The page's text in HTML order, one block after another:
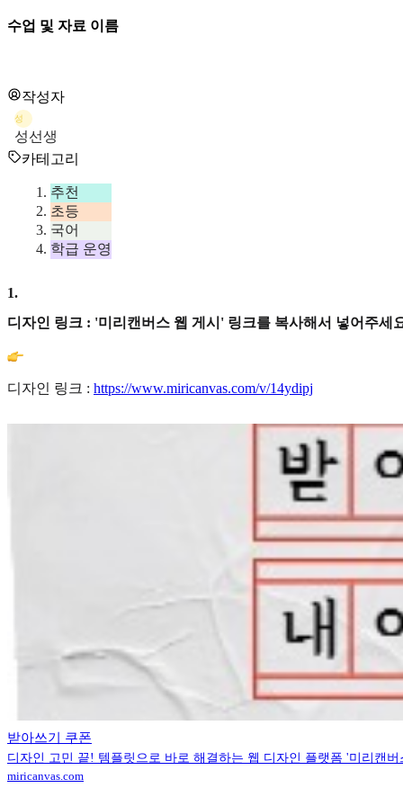
수업 및 자료 이름
작성자
성
성선생
카테고리
추천
초등
국어
학급 운영
1.
디자인 링크 : '미리캔버스 웹 게시' 링크를 복사해서 넣어주세
디자인 링크 : https://www.miricanvas.com/v/14ydipj
받아쓰기 쿠폰
디자인 고민 끝! 템플릿으로 바로 해결하는 웹 디자인 플랫폼 '미리캔버
miricanvas.com